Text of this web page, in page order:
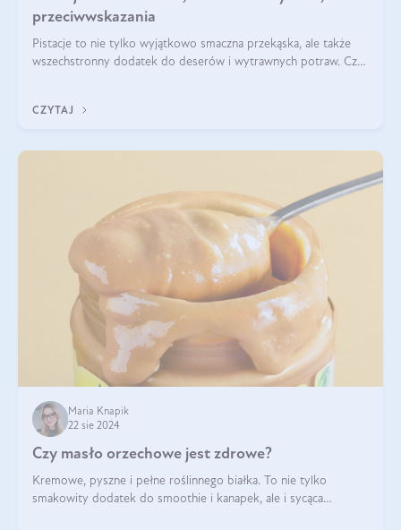
przeciwwskazania
Pistacje to nie tylko wyjątkowo smaczna przekąska, ale także
wszechstronny dodatek do deserów i wytrawnych potraw. Czy
CZYTAJ
Maria Knapik
22 sie 2024
Czy masło orzechowe jest zdrowe?
Kremowe, pyszne i pełne roślinnego białka. To nie tylko
smakowity dodatek do smoothie i kanapek, ale i sycąca